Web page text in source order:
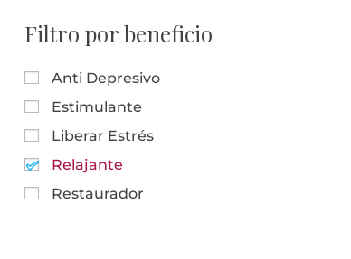
Filtro por beneficio
Anti Depresivo
Estimulante
Liberar Estrés
Relajante
Restaurador